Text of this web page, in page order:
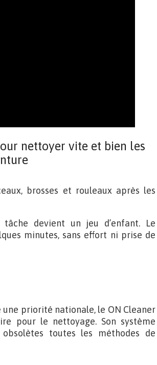
nettoyer vite et bien les
brosses et rouleaux après les
devient un jeu d’enfant. Le
minutes, sans effort ni prise de
une priorité nationale, le ON Cleaner
pour le nettoyage. Son système
toutes les méthodes de